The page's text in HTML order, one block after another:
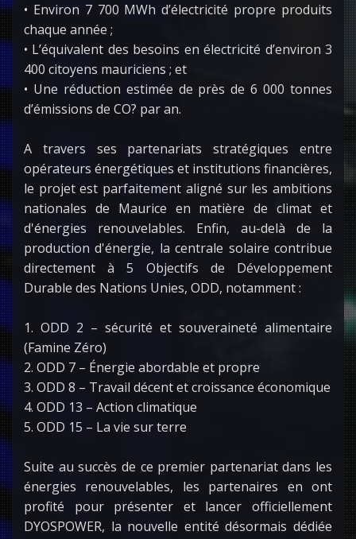
• Environ 7 700 MWh d’électricité propre produits
chaque année ;
• L’équivalent des besoins en électricité d’environ 3
400 citoyens mauriciens ; et
• Une réduction estimée de près de 6 000 tonnes
d’émissions de CO? par an.
A travers ses partenariats stratégiques entre
opérateurs énergétiques et institutions financières,
le projet est parfaitement aligné sur les ambitions
nationales de Maurice en matière de climat et
d'énergies renouvelables. Enfin, au-delà de la
production d'énergie, la centrale solaire contribue
directement à 5 Objectifs de Développement
Durable des Nations Unies, ODD, notamment :
1. ODD 2 – sécurité et souveraineté alimentaire
(Famine Zéro)
2. ODD 7 – Énergie abordable et propre
3. ODD 8 – Travail décent et croissance économique
4. ODD 13 – Action climatique
5. ODD 15 – La vie sur terre
Suite au succès de ce premier partenariat dans les
énergies renouvelables, les partenaires en ont
profité pour présenter et lancer officiellement
DYOSPOWER, la nouvelle entité désormais dédiée